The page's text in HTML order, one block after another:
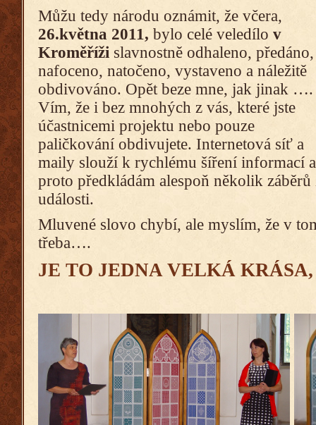
Můžu tedy národu oznámit, že včera,
26.května 2011, bylo celé veledílo v
Kroměříži slavnostně odhaleno, předáno,
nafoceno, natočeno, vystaveno a náležitě
obdivováno. Opět beze mne, jak jinak ….
Vím, že i bez mnohých z vás, které jste
účastnicemi projektu nebo pouze
paličkování obdivujete. Internetová síť a
maily slouží k rychlému šíření informací a
proto předkládám alespoň několik
události.
Mluvené slovo chybí, ale myslím, že v
třeba….
JE TO JEDNA VELKÁ